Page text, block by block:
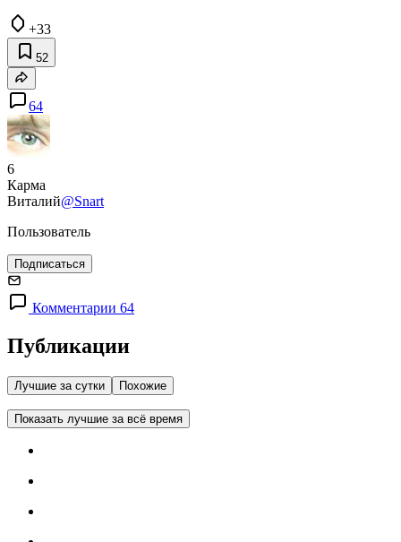
+33
52
64
6
Карма
Виталий@Snart
Пользователь
Подписаться
Комментарии 64
Публикации
Лучшие за сутки Похожие
Показать лучшие за всё время